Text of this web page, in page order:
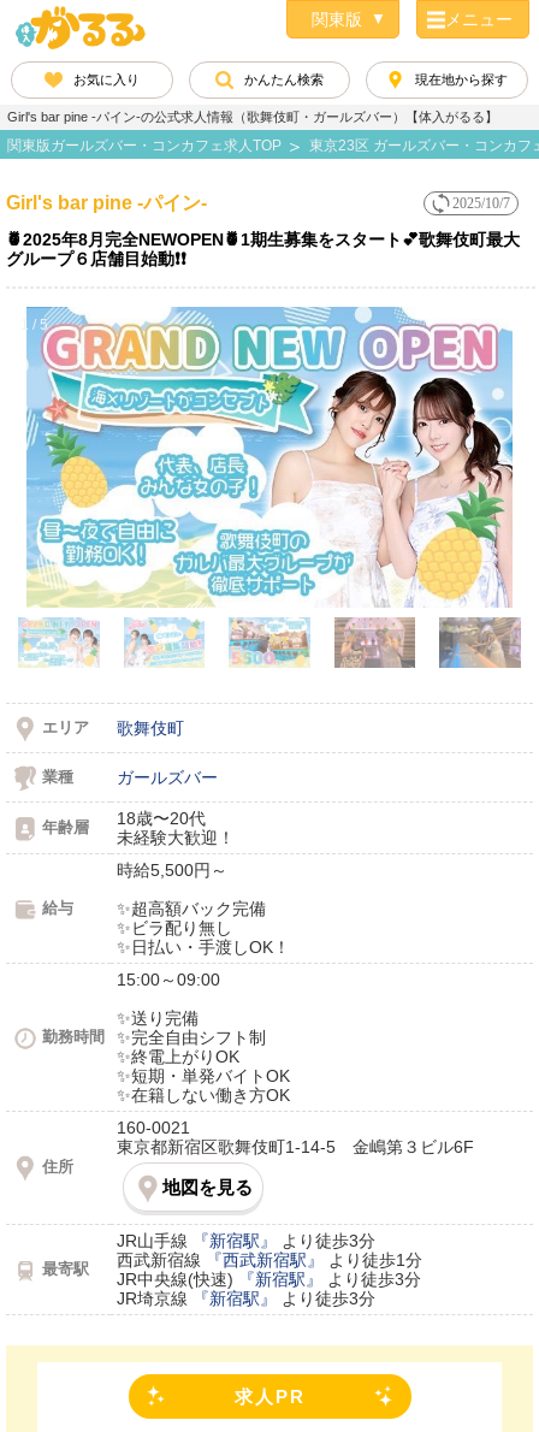
メニュー
お気に入り かんたん検索 現在地から探す
Girl's bar pine -パイン-の公式求人情報（歌舞伎町・ガールズバー）【体入がるる】
関東版ガールズバー・コンカフェ求人TOP 東京23区 ガールズバー・コンカフ
2025/10/7
Girl's bar pine -パイン-
🍍2025年8月完全NEWOPEN🍍1期生募集をスタート💕歌舞伎町最大
グループ６店舗目始動❗️❗️
1 / 5
エリア 歌舞伎町
業種 ガールズバー
年齢層
18歳〜20代
未経験大歓迎！
給与
時給5,500円～
✨超高額バック完備
✨ビラ配り無し
✨日払い・手渡しOK！
勤務時間
15:00～09:00
✨送り完備
✨完全自由シフト制
✨終電上がりOK
✨短期・単発バイトOK
✨在籍しない働き方OK
住所
160-0021
東京都新宿区歌舞伎町1-14-5 金嶋第３ビル6F
地図を見る
最寄駅
JR山手線 『新宿駅』
より徒歩3分
西武新宿線
『西武新宿駅』
より徒歩1分
JR中央線(快速)
『新宿駅』
より徒歩3分
JR埼京線
『新宿駅』 より徒歩3分
求人PR